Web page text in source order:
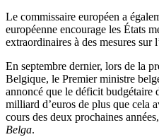
Le commissaire européen a
européenne encourage les États
extraordinaires à des mesures sur
En septembre dernier, lors de la
Belgique, le Premier ministre
annoncé que le déficit budgétaire
milliard d’euros de plus que cela
cours des deux prochaines années,
Belga.